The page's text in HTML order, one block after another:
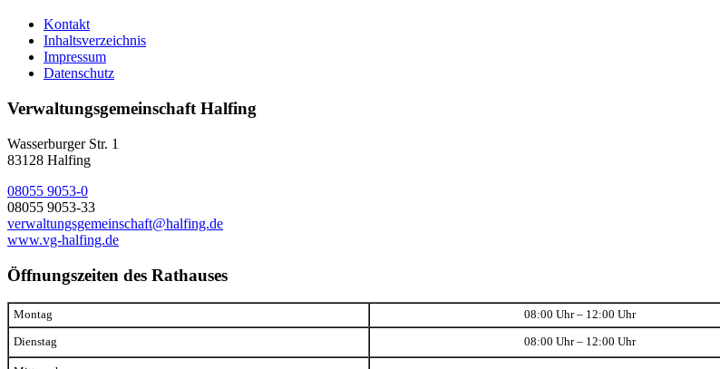
Kontakt
Inhaltsverzeichnis
Impressum
Datenschutz
Verwaltungsgemeinschaft Halfing
Wasserburger Str. 1
83128 Halfing
08055 9053-0
08055 9053-33
verwaltungsgemeinschaft@halfing.de
www.vg-halfing.de
Öffnungszeiten des Rathauses
Montag 08:00 Uhr – 12:00 Uhr
Dienstag 08:00 Uhr – 12:00 Uhr